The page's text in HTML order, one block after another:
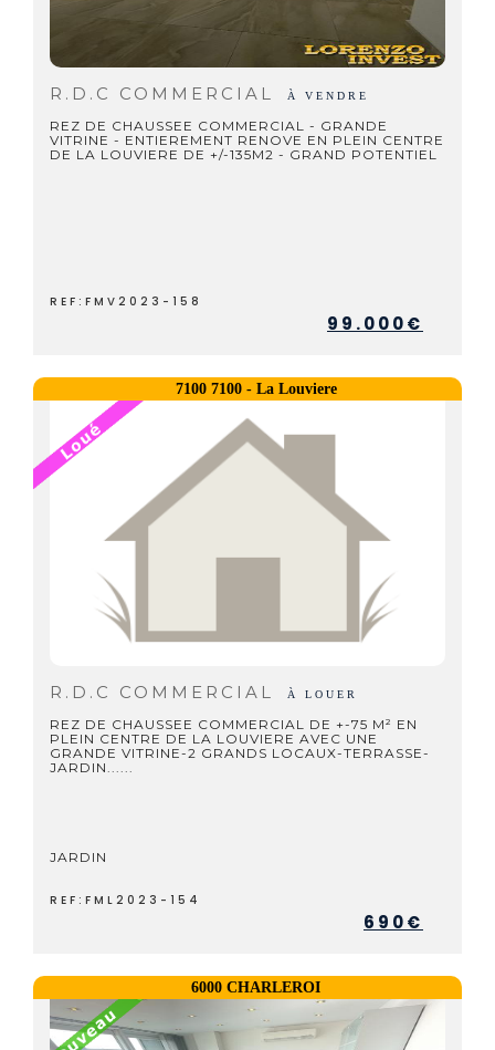
R.D.C COMMERCIAL À VENDRE
REZ DE CHAUSSEE COMMERCIAL - GRANDE
VITRINE - ENTIEREMENT RENOVE EN PLEIN CENTRE
DE LA LOUVIERE DE +/-135M2 - GRAND POTENTIEL
REF:FMV2023-158
99.000€
7100 7100 - La Louviere
R.D.C COMMERCIAL À LOUER
REZ DE CHAUSSEE COMMERCIAL DE +-75 M² EN
PLEIN CENTRE DE LA LOUVIERE AVEC UNE
GRANDE VITRINE-2 GRANDS LOCAUX-TERRASSE-
JARDIN......
JARDIN
REF:FML2023-154
690€
6000 CHARLEROI